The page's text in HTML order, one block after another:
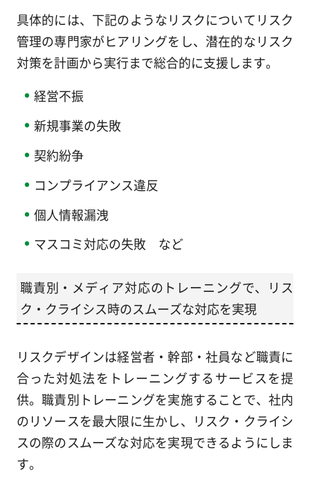
具体的には、下記のようなリスクについてリスク
管理の専門家がヒアリングをし、潜在的なリスク
対策を計画から実行まで総合的に支援します。
経営不振
新規事業の失敗
契約紛争
コンプライアンス違反
個人情報漏洩
マスコミ対応の失敗 など
職責別・メディア対応のトレーニングで、リス
ク・クライシス時のスムーズな対応を実現
リスクデザインは経営者・幹部・社員など職責に
合った対処法をトレーニングするサービスを提
供。職責別トレーニングを実施することで、社内
のリソースを最大限に生かし、リスク・クライシ
スの際のスムーズな対応を実現できるようにしま
す。